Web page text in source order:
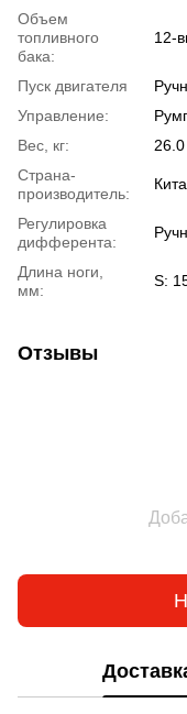
Объем
топливного
бака:
12-
Пуск двигателя
Управление:
Вес, кг:
26.0
Страна-
производитель:
Регулировка
дифферента:
Длина ноги,
мм:
S:
Отзывы